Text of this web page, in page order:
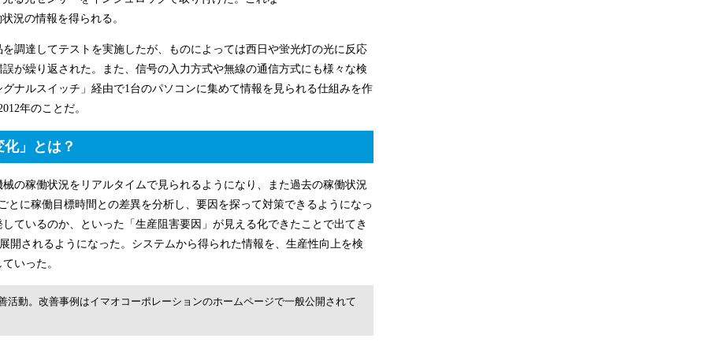
況の情報を得られる。
調達してテストを実施したが、ものによっては西日や蛍光灯の光に反応
が繰り返された。また、信号の入力方式や無線の通信方式にも様々な検
ナルスイッチ」経由で1台のパソコンに集めて情報を見られる仕組みを作
年のことだ。
」とは？
の稼働状況をリアルタイムで見られるようになり、また過去の稼働状況
に稼働目標時間との差異を分析し、要因を探って対策できるようになっ
ているのか、といった「生産阻害要因」が見える化できたことで出てき
開されるようになった。システムから得られた情報を、生産性向上を検
いった。
活動。改善事例はイマオコーポレーションのホームページで一般公開されて